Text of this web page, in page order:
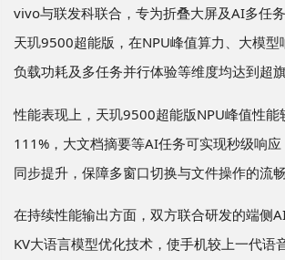
vivo与联发科联合，专为折叠大屏及AI多任
天玑9500超能版，在NPU峰值算力、大模
负载功耗及多任务并行体验等维度均达到超旗
性能表现上，天玑9500超能版NPU峰值性能
111%，大文档摘要等AI任务可实现秒级响应
同步提升，保障多窗口切换与文件操作的流畅
在持续性能输出方面，双方联合研发的端侧
KV大语言模型优化技术，使手机较上一代语